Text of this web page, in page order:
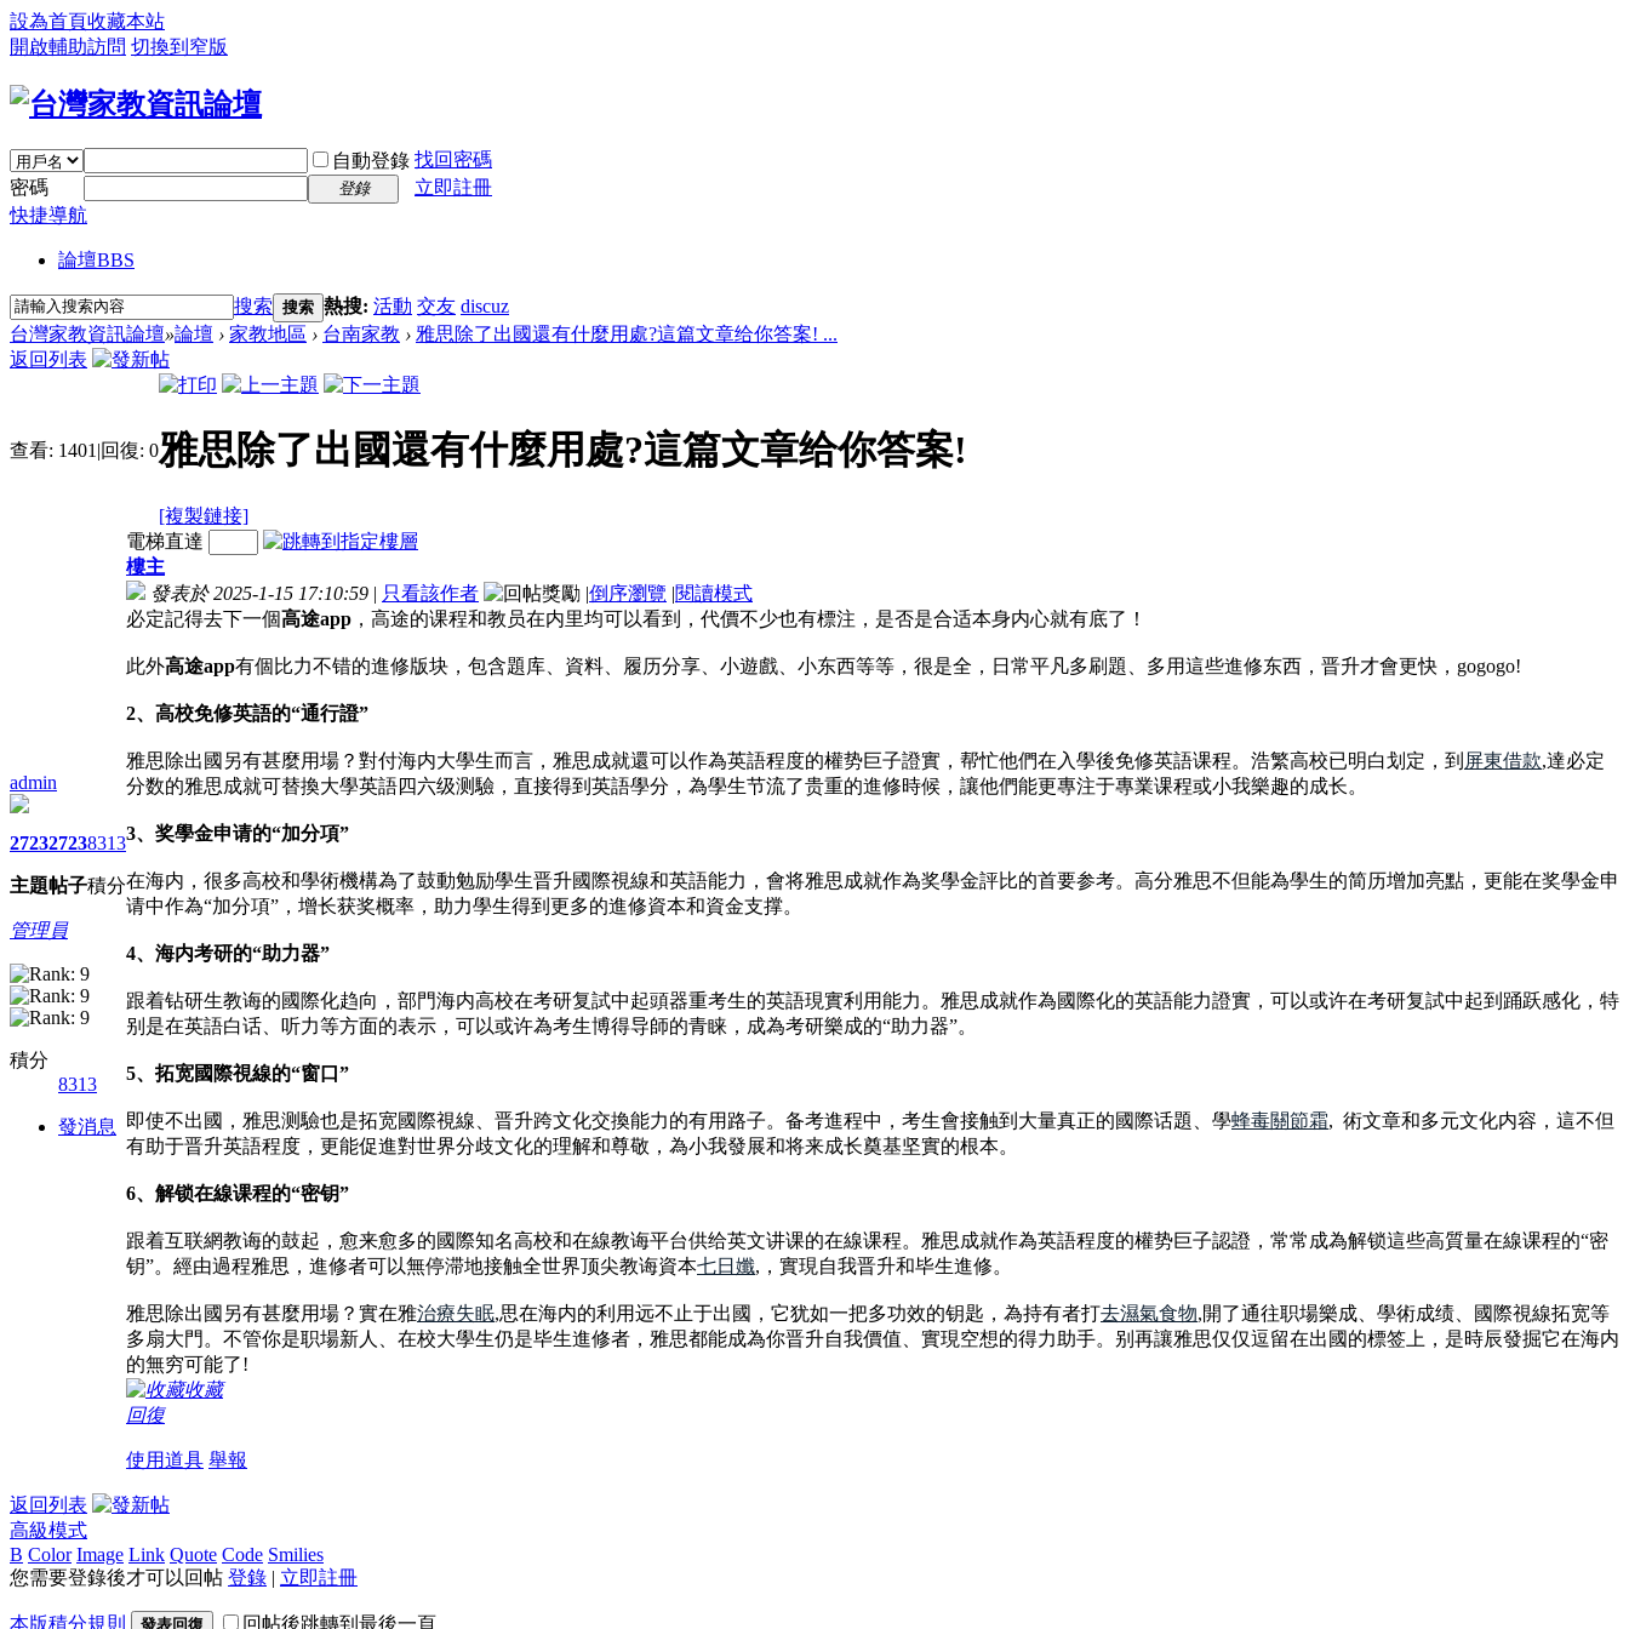
設為首頁收藏本站
開啟輔助訪問 切換到窄版
自動登錄 找回密碼
密碼
登錄
立即註冊
快捷導航
論壇BBS
搜索 搜索 熱搜: 活動 交友 discuz
台灣家教資訊論壇»論壇 › 家教地區 › 台南家教 › 雅思除了出國還有什麼用處?這篇文章给你答案! ...
返回列表
查看: 1401 |回復: 0雅思除了出國還有什麼用處?這篇文章给你答案!
[複製鏈接]
admin
2723
主題
2723
帖子
8313
積分
管理員
積分
8313
發消息
電梯直達
樓主
發表於 2025-1-15 17:10:59 | 只看該作者 |倒序瀏覽 |閱讀模式
必定記得去下一個高途app ，高途的课程和教员在内里均可以看到，代價不少也有標注，是否是合适本身内心就有底了！
此外高途app有個比力不错的進修版块，包含題库、資料、履历分享、小遊戲、小东西等等，很是全，日常平凡多刷題、多用這些進修东西，晋升才會更快，gogogo!
2、高校免修英語的“通行證”
雅思除出國另有甚麼用場？對付海内大學生而言，雅思成就還可以作為英語程度的權势巨子證實，帮忙他們在入學後免修英語课程。浩繁高校已明白划定，到 屏東借款,達必定
分数的雅思成就可替換大學英語四六级测驗，直接得到英語學分，為學生节流了贵重的進修時候，讓他們能更專注于專業课程或小我樂趣的成长。
3、奖學金申请的“加分項”
在海内，很多高校和學術機構為了鼓動勉励學生晋升國際視線和英語能力，會将雅思成就作為奖學金評比的首要参考。高分雅思不但能為學生的简历增加亮點，更能在奖學金申
请中作為“加分項”，增长获奖概率，助力學生得到更多的進修資本和資金支撑。
4、海内考研的“助力器”
跟着钻研生教诲的國際化趋向，部門海内高校在考研复試中起頭器重考生的英語現實利用能力。雅思成就作為國際化的英語能力證實，可以或许在考研复試中起到踊跃感化，特
别是在英語白话、听力等方面的表示，可以或许為考生博得导師的青睐，成為考研樂成的“助力器”。
5、拓宽國際視線的“窗口”
即使不出國，雅思测驗也是拓宽國際視線、晋升跨文化交換能力的有用路子。备考進程中，考生會接触到大量真正的國際话題、學蜂毒關節霜, 術文章和多元文化内容，這不但
有助于晋升英語程度，更能促進對世界分歧文化的理解和尊敬，為小我發展和将来成长奠基坚實的根本。
6、解锁在線课程的“密钥”
跟着互联網教诲的鼓起，愈来愈多的國際知名高校和在線教诲平台供给英文讲课的在線课程。雅思成就作為英語程度的權势巨子認證，常常成為解锁這些高質量在線课程的“密
钥”。經由過程雅思，進修者可以無停滞地接触全世界顶尖教诲資本七日孅,，實現自我晋升和毕生進修。
雅思除出國另有甚麼用場？實在雅治療失眠,思在海内的利用远不止于出國，它犹如一把多功效的钥匙，為持有者打去濕氣食物,開了通往职場樂成、學術成绩、國際視線拓宽等
多扇大門。不管你是职場新人、在校大學生仍是毕生進修者，雅思都能成為你晋升自我價值、實現空想的得力助手。别再讓雅思仅仅逗留在出國的標签上，是時辰發掘它在海内
的無穷可能了!
收藏
回復
使用道具 舉報
返回列表
高級模式
B Color Image Link Quote Code Smilies
您需要登錄後才可以回帖 登錄 | 立即註冊
本版積分規則 發表回復 回帖後跳轉到最後一頁